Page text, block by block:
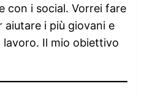
con i social. Vorrei fare
i più giovani e
lavoro. Il mio obiettivo